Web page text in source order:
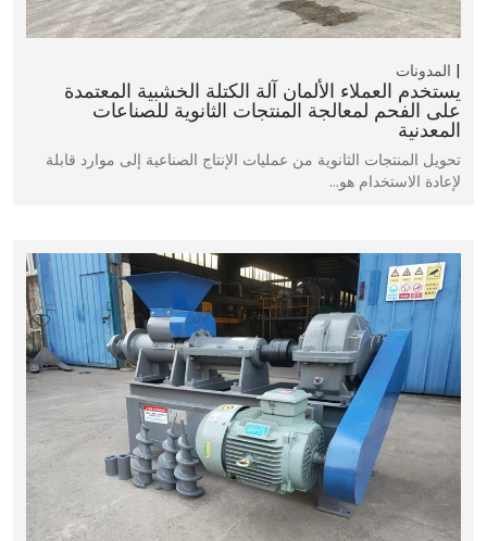
المدونات
يستخدم العملاء الألمان آلة الكتلة الخشبية المعتمدة
على الفحم لمعالجة المنتجات الثانوية للصناعات
المعدنية
تحويل المنتجات الثانوية من عمليات الإنتاج الصناعية إلى موارد قابلة
لإعادة الاستخدام هو…